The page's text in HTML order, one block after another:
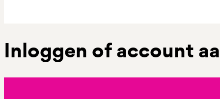
Inloggen of account